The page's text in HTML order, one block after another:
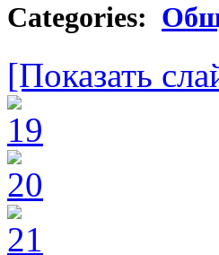
Categories:
[Показать